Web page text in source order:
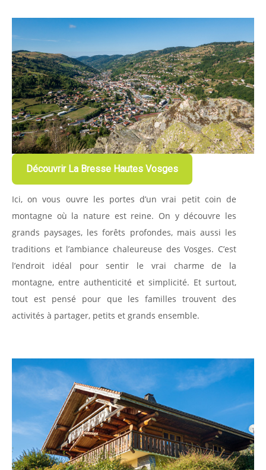
Découvrir La Bresse Hautes Vosges
Ici, on vous ouvre les portes d’un vrai petit coin de
montagne où la nature est reine. On y découvre les
grands paysages, les forêts profondes, mais aussi les
traditions et l’ambiance chaleureuse des Vosges. C’est
l’endroit idéal pour sentir le vrai charme de la
montagne, entre authenticité et simplicité. Et surtout,
tout est pensé pour que les familles trouvent des
activités à partager, petits et grands ensemble.